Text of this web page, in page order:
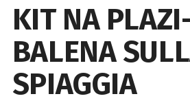
KIT NA
BALENA
SPIAGGIA